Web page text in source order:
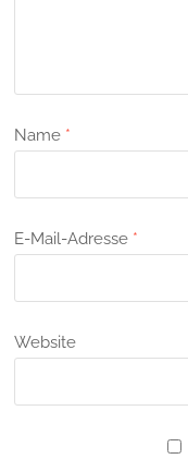
Name *
E-Mail-Adresse *
Website